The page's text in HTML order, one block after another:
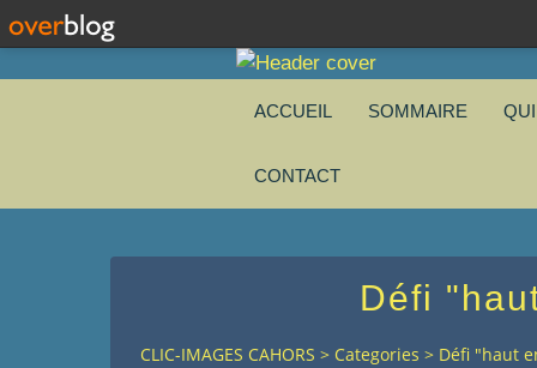
ACCUEIL SOMMAIRE
CONTACT
Défi
CLIC-IMAGES CAHORS > Categories > Défi "haut